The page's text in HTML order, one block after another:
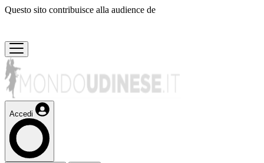
Questo sito contribuisce alla audience de
Accedi